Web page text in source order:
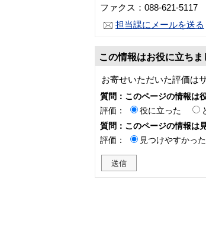
ファクス：088-621-5117
担当課にメールを送る
この情報はお役に立ちま
お寄せいただいた評価は
質問：このページの情報は
評価：
役に立った
質問：このページの情報は
評価：
見つけやすかった